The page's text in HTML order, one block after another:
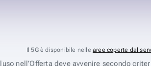
Il 5G è disponibile nelle aree coperte dal
nell’Offerta deve avvenire secondo